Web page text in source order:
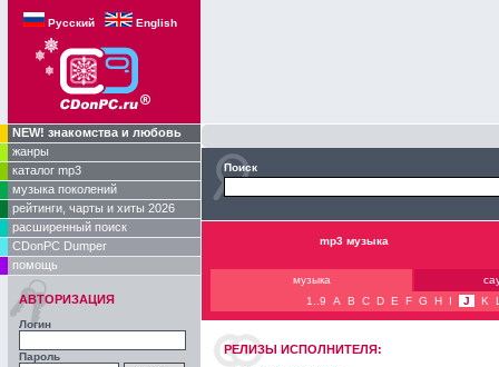
Русский English
NEW! знакомства и любовь
жанры
каталог mp3
музыка поколений
рейтинги, чарты и хиты 2026
расширенный поиск
CDonPC Dumper
помощь
АВТОРИЗАЦИЯ
Логин
Пароль
Поиск
mp3 музыка
музыка
1..9
A B C D E F G H I J K
РЕЛИЗЫ ИCПОЛНИТЕЛЯ: